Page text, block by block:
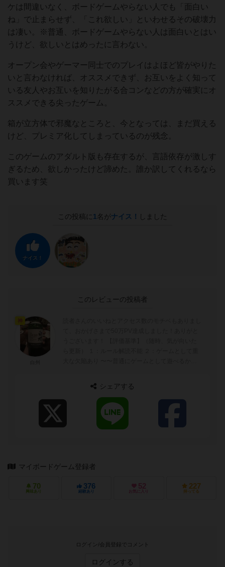
ケは間違いなく、ボードゲームやらない人でも「面白い
ね」で止まらせず、「これ欲しい」といわせるその破壊力
は凄い。※普通、ボードゲームやらない人は面白いとはい
うけど、欲しいとはめったに言わない。
オープン会やゲーマー同士でのプレイはよほど皆がやりた
いと言わなければ、オススメできず、お互いをよく知って
いる友人やお互いを知りたがる合コンなどの方が確実にオ
ススメできる尖ったゲーム。
箱が立方体で邪魔なところと、今となっては、まだ買える
けど、プレミア化してしまっているのが残念。
このゲームのアダルト版も存在するが、言語依存が激しす
ぎるため、欲しかったけど諦めた。誰か訳してくれるなら
買います笑
この投稿に 1 名がナイス！ しました
ナイス！
このレビューの投稿者
シェアする
マイボードゲーム登録者
70
興味あり
376
経験あり
52
お気に入り
227
持ってる
ログイン/会員登録でコメント
ログインする